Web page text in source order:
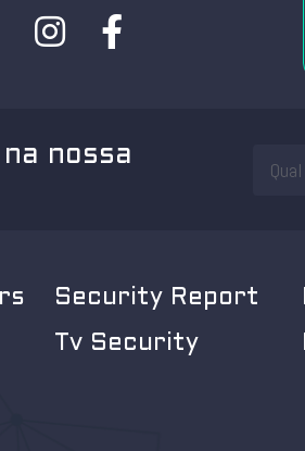
nossa
Security Report
Tv Security